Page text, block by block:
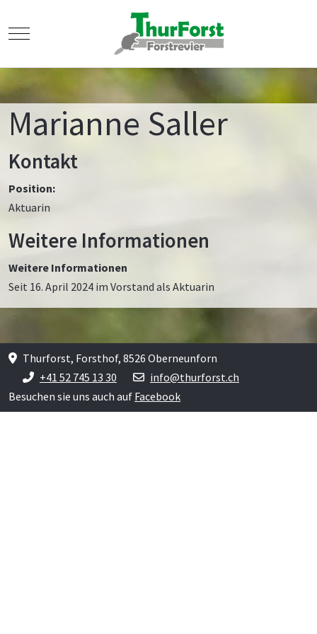
Mobile Menu Toggle
Marianne Saller
Kontakt
Position:
Aktuarin
Weitere Informationen
Weitere Informationen
Seit 16. April 2024 im Vorstand als Aktuarin
Thurforst, Forsthof, 8526 Oberneunforn
+41 52 745 13 30
info@thurforst.ch
Besuchen sie uns auch auf Facebook